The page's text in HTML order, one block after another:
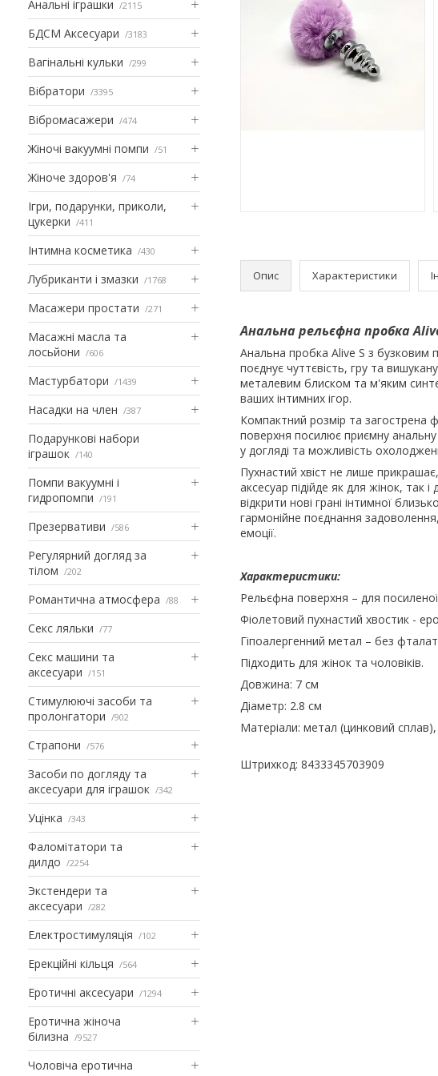
Анальні іграшки 2115
БДСМ Аксесуари 3183
Вагінальні кульки 299
Вібратори 3395
Вібромасажери 474
Жіночі вакуумні помпи 51
Жіноче здоров'я 74
Ігри, подарунки, приколи,
цукерки
411
Інтимна косметика 430
Лубриканти і змазки 1768
Масажери простати 271
Масажні масла та
лосьйони
606
Мастурбатори 1439
Насадки на член 387
Подарункові набори
іграшок
140
Помпи вакуумні і
гидропомпи
191
Презервативи 586
Регулярний догляд за
тілом
202
Романтична атмосфера 88
Секс ляльки 77
Секс машини та
аксесуари
151
Стимулюючі засоби та
пролонгатори
902
Страпони 576
Засоби по догляду та
аксесуари для іграшок
342
Уцінка 343
Фаломітатори та
дилдо
2254
Экстендери та
аксесуари
282
Електростимуляція 102
Ерекційні кільця 564
Еротичні аксесуари 1294
Еротична жіноча
білизна
9527
Чоловіча еротична
Опис Характеристики
Анальна рельєфна пробка
Анальна пробка Alive S з бузковим
поєднує чуттєвість, гру та
металевим блиском та м'яким
ваших інтимних ігор.
Компактний розмір та загострена
поверхня посилює приємну анальну
у догляді та можливість
Пухнастий хвіст не лише
аксесуар підійде як для жінок, так
відкрити нові грані інтимної
гармонійне поєднання
емоції.
Характеристики:
Рельєфна поверхня – для посиленої
Фіолетовий пухнастий хвостик -
Гіпоалергенний метал – без
Підходить для жінок та чоловіків.
Довжина: 7 см
Діаметр: 2.8 см
Матеріали: метал (цинковий
Штрихкод: 8433345703909